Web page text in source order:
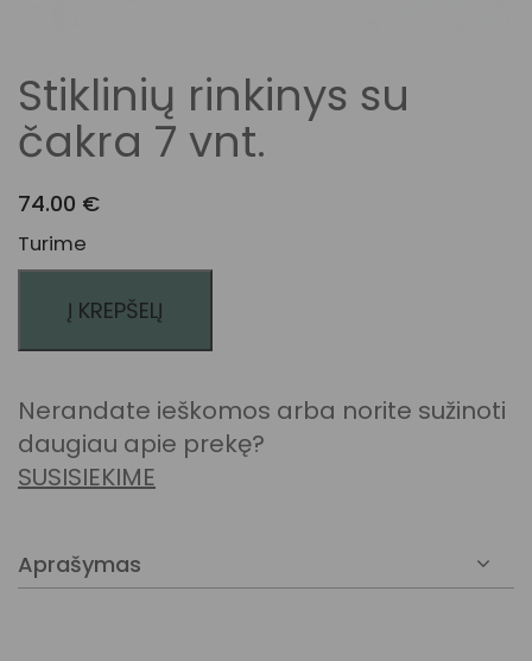
Stiklinių rinkinys su
čakra 7 vnt.
74.00 €
Turime
Į KREPŠELĮ
Nerandate ieškomos arba norite sužinoti
daugiau apie prekę?
SUSISIEKIME
Aprašymas